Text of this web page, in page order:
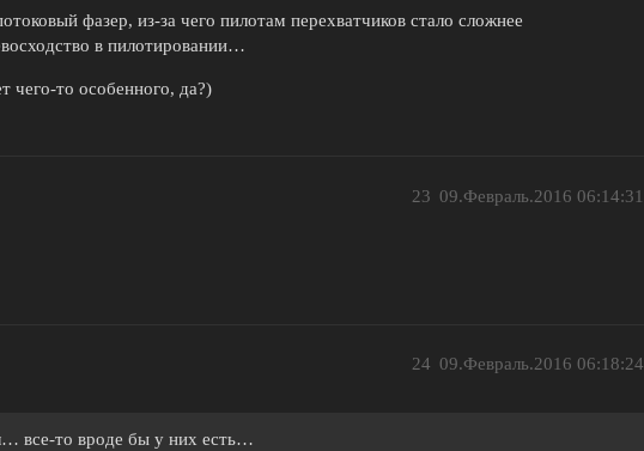
фазер, из-за чего пилотам перехватчиков стало сложнее
в пилотировании…
чего-то особенного, да?)
09.Февраль.2016 06:14:31
23
09.Февраль.2016 06:18:24
24
все-то вроде бы у них есть…